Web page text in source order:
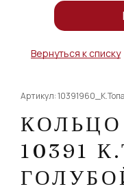
Вернуться к списку
Артикул:
10391